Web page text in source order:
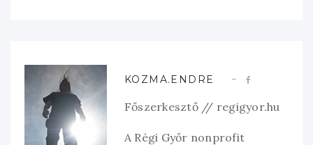
KOZMA.ENDRE
Főszerkesztő // regigyor.hu
A Régi Győr nonprofit